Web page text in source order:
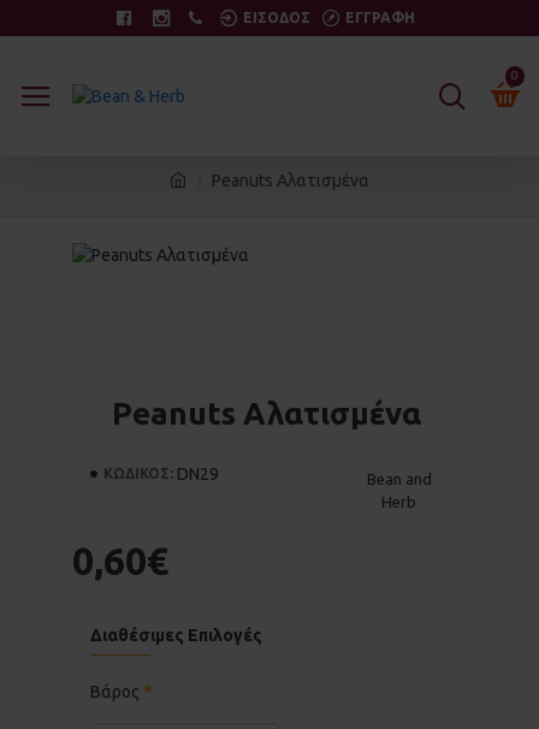
ΕΙΣΟΔΟΣ ΕΓΓΡΑΦΗ
0
Peanuts Αλατισμένα
Peanuts Αλατισμένα
0,60€
ΚΩΔΙΚΟΣ: DN29
Bean and
Herb
Διαθέσιμες Επιλογές
Βάρος